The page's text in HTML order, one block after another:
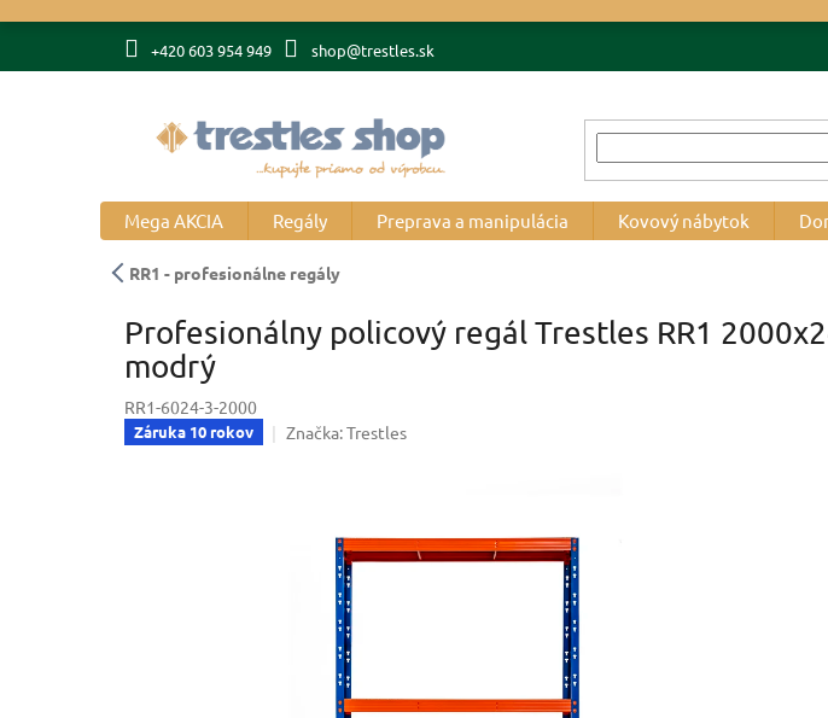
+420 603 954 949 shop@trestles.sk
Mega AKCIA Regály Preprava a manipulácia Kovový nábytok
RR1 - profesionálne regály
Profesionálny policový regál Trestles RR1
modrý
RR1-6024-3-2000
Záruka 10 rokov Značka:Trestles